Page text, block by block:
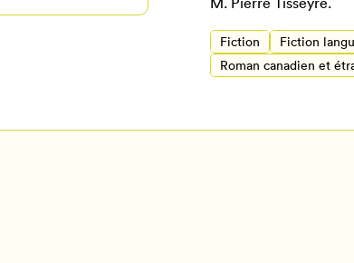
Fiction Fiction
Roman canadien et
connectez-vous ou